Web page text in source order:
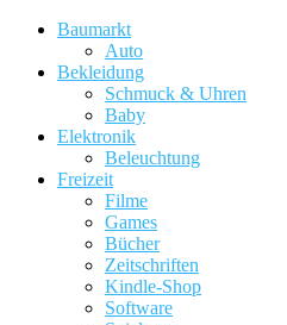
Baumarkt
Auto
Bekleidung
Schmuck & Uhren
Baby
Elektronik
Beleuchtung
Freizeit
Filme
Games
Bücher
Zeitschriften
Kindle-Shop
Software